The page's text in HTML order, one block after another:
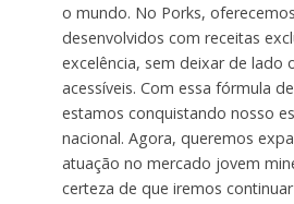
o mundo. No Porks,
desenvolvidos com receitas
excelência, sem deixar de lado
acessíveis. Com essa fórmula
estamos conquistando nosso
nacional. Agora, queremos
atuação no mercado jovem
certeza de que iremos